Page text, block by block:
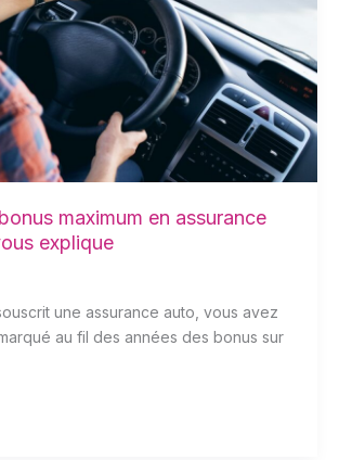
maximum en assurance
explique
une assurance auto, vous avez
au fil des années des bonus sur